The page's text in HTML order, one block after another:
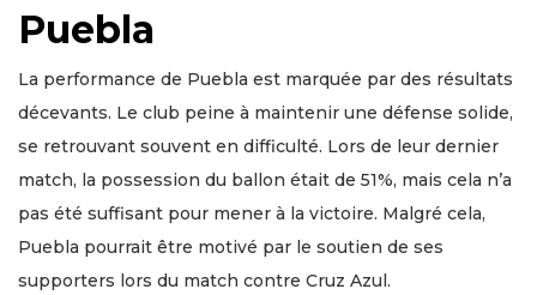
Puebla
La performance de Puebla est marquée par des résultats
décevants. Le club peine à maintenir une défense solide,
se retrouvant souvent en difficulté. Lors de leur dernier
match, la possession du ballon était de 51%, mais cela n’a
pas été suffisant pour mener à la victoire. Malgré cela,
Puebla pourrait être motivé par le soutien de ses
supporters lors du match contre Cruz Azul.